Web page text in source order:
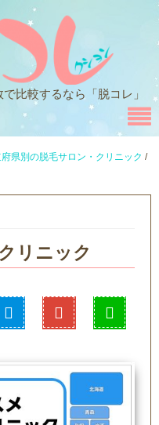
比較するなら「脱コレ」
県別の脱毛サロン・クリニック /
リニック